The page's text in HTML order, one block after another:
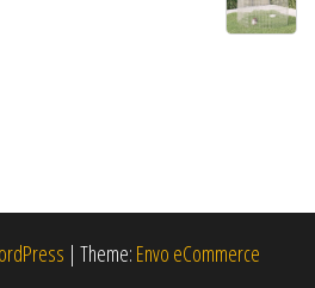
| Theme: Envo eCommerce